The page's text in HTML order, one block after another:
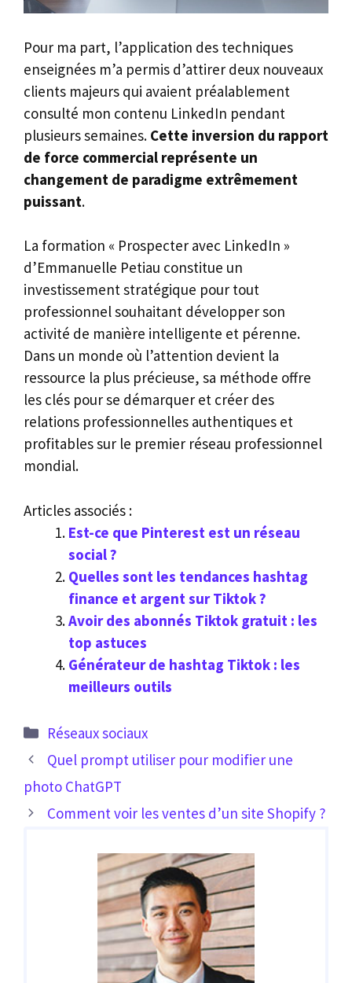
Pour ma part, l’application des techniques
enseignées m’a permis d’attirer deux nouveaux
clients majeurs qui avaient préalablement
consulté mon contenu LinkedIn pendant
plusieurs semaines. Cette inversion du rapport
de force commercial représente un
changement de paradigme extrêmement
puissant.
La formation « Prospecter avec LinkedIn »
d’Emmanuelle Petiau constitue un
investissement stratégique pour tout
professionnel souhaitant développer son
activité de manière intelligente et pérenne.
Dans un monde où l’attention devient la
ressource la plus précieuse, sa méthode offre
les clés pour se démarquer et créer des
relations professionnelles authentiques et
profitables sur le premier réseau professionnel
mondial.
Articles associés :
Est-ce que Pinterest est un réseau
social ?
Quelles sont les tendances hashtag
finance et argent sur Tiktok ?
Avoir des abonnés Tiktok gratuit : les
top astuces
Générateur de hashtag Tiktok : les
meilleurs outils
Catégories
Réseaux sociaux
Quel prompt utiliser pour modifier une
photo ChatGPT
Comment voir les ventes d’un site Shopify ?